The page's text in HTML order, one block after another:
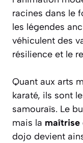
racines dans le
les légendes
véhiculent des
résilience et le
Quant aux arts
karaté, ils sont
samouraïs. Le
mais la maîtrise
dojo devient